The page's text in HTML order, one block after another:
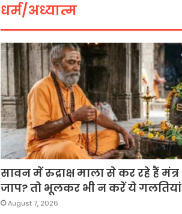
धर्म/अध्यात्म
सावन में रुद्राक्ष माला से कर रहे हैं मंत्र
जाप? तो भूलकर भी न करें ये गलतियां
August 7, 2026